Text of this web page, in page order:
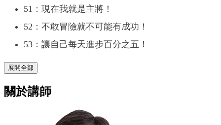
51：現在我就是主將！
52：不敢冒險就不可能有成功！
53：讓自己每天進步百分之五！
展開全部
關於講師